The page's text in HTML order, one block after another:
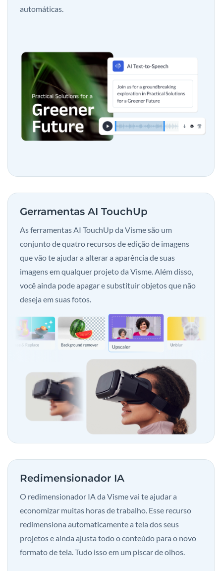
automáticas.
Gerramentas AI TouchUp
As ferramentas AI TouchUp da Visme são um
conjunto de quatro recursos de edição de imagens
que vão te ajudar a alterar a aparência de suas
imagens em qualquer projeto da Visme. Além disso,
você ainda pode apagar e substituir objetos que não
deseja em suas fotos.
Redimensionador IA
O redimensionador IA da Visme vai te ajudar a
economizar muitas horas de trabalho. Esse recurso
redimensiona automaticamente a tela dos seus
projetos e ainda ajusta todo o conteúdo para o novo
formato de tela. Tudo isso em um piscar de olhos.